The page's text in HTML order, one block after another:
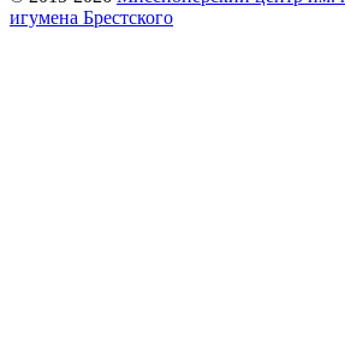
игумена Брестского